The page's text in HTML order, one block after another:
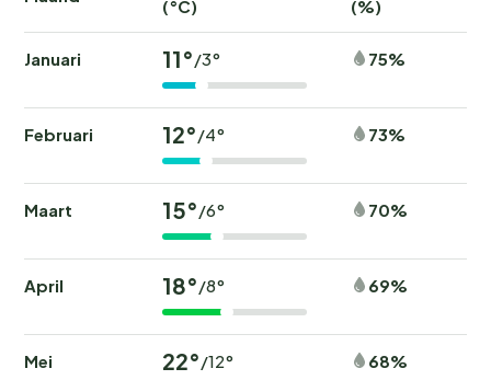
(°C) (%)
Januari 11°/3° 75%
Februari 12°/4° 73%
Maart 15°/6° 70%
April 18°/8° 69%
Mei 22°/12° 68%